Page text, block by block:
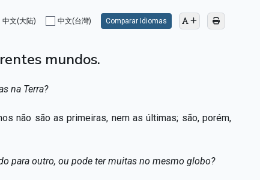
中文(大陆) 中文(台灣) Comparar Idiomas
mundos.
na Terra?
não são as primeiras, nem as últimas; são, porém,
para outro, ou pode ter muitas no mesmo globo?